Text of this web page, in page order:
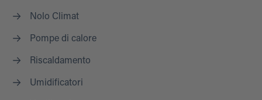
Nolo Climat
Pompe di calore
Riscaldamento
Umidificatori